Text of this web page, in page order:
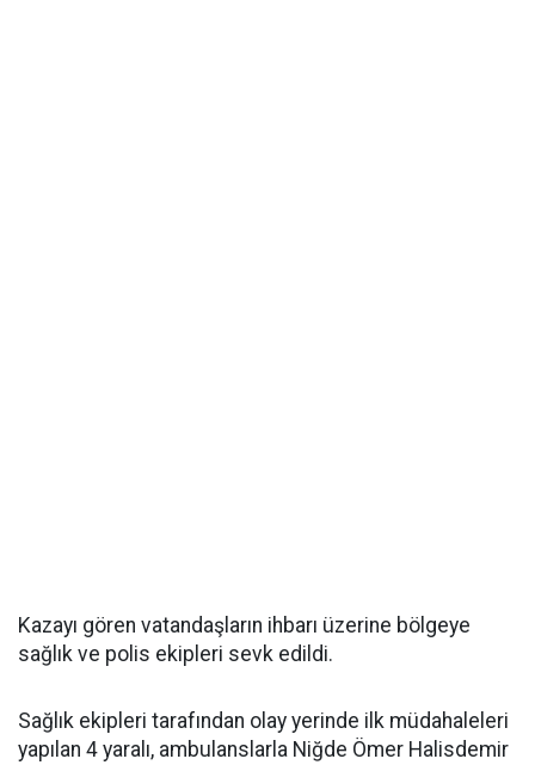
Kazayı gören vatandaşların ihbarı üzerine bölgeye
sağlık ve polis ekipleri sevk edildi.
Sağlık ekipleri tarafından olay yerinde ilk müdahaleleri
yapılan 4 yaralı, ambulanslarla Niğde Ömer Halisdemir